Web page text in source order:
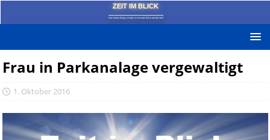
ZEIT IM BLICK
Das News-Blog mit dem kritischen Blick auf die Zeit!
Frau in Parkanalage vergewaltigt
1. Oktober 2016